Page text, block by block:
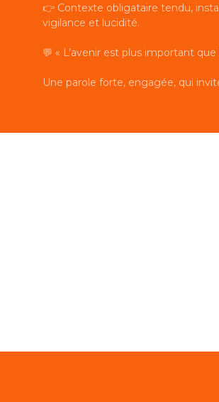
👉 Contexte obligataire tendu,
vigilance et lucidité.
💬 « L’avenir est plus important
Une parole forte, engagée, qui